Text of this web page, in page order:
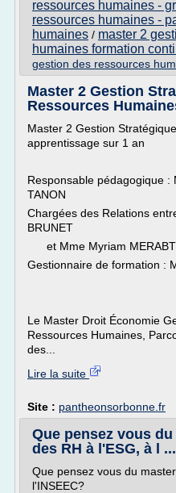
ressources humaines -
ressources humaines -
humaines / master 2
humaines formation
gestion des ressources
Master 2 Gestion
Ressources
Master 2 Gestion
apprentissage sur 1 an
Responsable pédagogique :
TANON
Chargées des Relations
BRUNET
et Mme Myriam
Gestionnaire de formation :
Le Master Droit Économie
Ressources Humaines,
des...
Lire la suite
Site : pantheonsorbonne.fr
Que pensez vous
des RH à l'ESG, à l ...
Que pensez vous du
l'INSEEC?